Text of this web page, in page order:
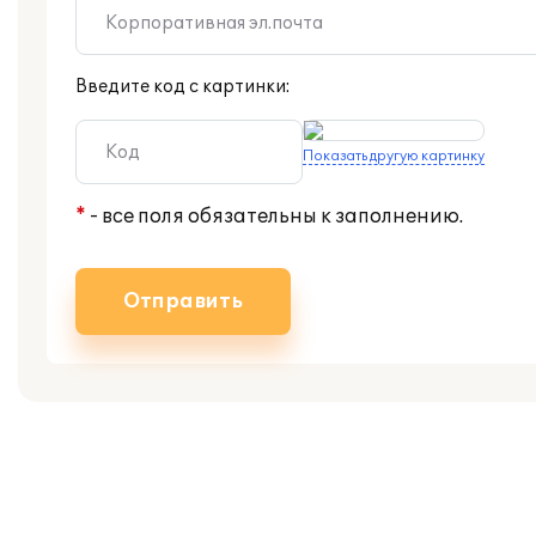
Введите код с картинки:
Показать другую картинку
* - все поля обязательны к заполнению.
Отправить